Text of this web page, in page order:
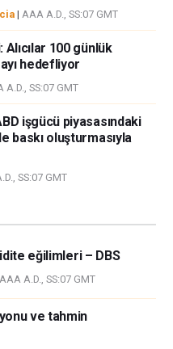
| AAA A.D., SS:07 GMT
Alıcılar 100 günlük
hedefliyor
A.D., SS:07 GMT
işgücü piyasasındaki
baskı oluşturmasıyla
SS:07 GMT
eğilimleri – DBS
AAA A.D., SS:07 GMT
ve tahmin